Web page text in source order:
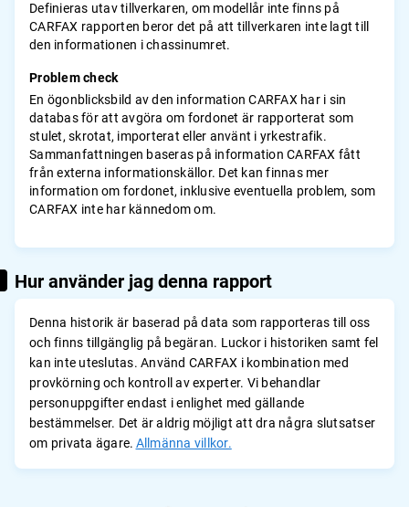
Definieras utav tillverkaren, om modellår inte finns på
CARFAX rapporten beror det på att tillverkaren inte lagt till
den informationen i chassinumret.
Problem check
En ögonblicksbild av den information CARFAX har i sin
databas för att avgöra om fordonet är rapporterat som
stulet, skrotat, importerat eller använt i yrkestrafik.
Sammanfattningen baseras på information CARFAX fått
från externa informationskällor. Det kan finnas mer
information om fordonet, inklusive eventuella problem, som
CARFAX inte har kännedom om.
Hur använder jag denna rapport
Denna historik är baserad på data som rapporteras till oss
och finns tillgänglig på begäran. Luckor i historiken samt fel
kan inte uteslutas. Använd CARFAX i kombination med
provkörning och kontroll av experter. Vi behandlar
personuppgifter endast i enlighet med gällande
bestämmelser. Det är aldrig möjligt att dra några slutsatser
om privata ägare. Allmänna villkor.